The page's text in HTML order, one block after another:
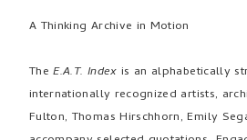
A Thinking Archive in Motion
TheE.A.T. Index is an alphabetically
internationally recognized artists,
Fulton, Thomas Hirschhorn, Emily